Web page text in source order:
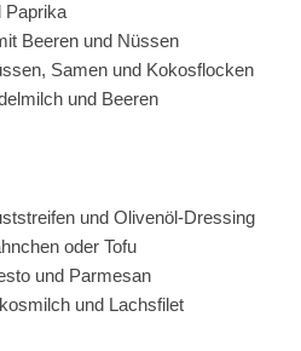
Paprika
Beeren und Nüssen
Samen und Kokosflocken
und Beeren
und Olivenöl-Dressing
oder Tofu
und Parmesan
und Lachsfilet